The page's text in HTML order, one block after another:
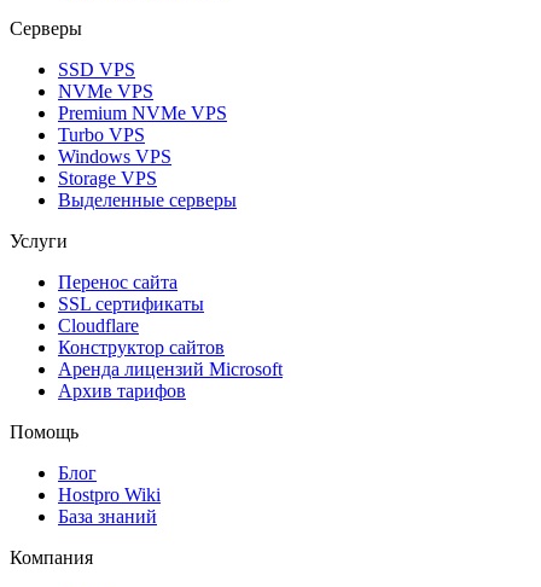
Серверы
SSD VPS
NVMe VPS
Premium NVMe VPS
Turbo VPS
Windows VPS
Storage VPS
Выделенные серверы
Услуги
Перенос сайта
SSL сертификаты
Clоudflare
Конструктор сайтов
Аренда лицензий Microsoft
Архив тарифов
Помощь
Блог
Hostpro Wiki
База знаний
Компания